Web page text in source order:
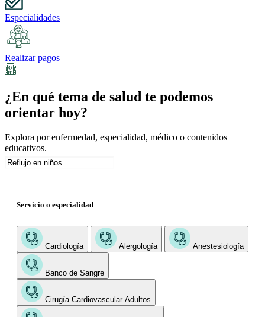
Especialidades
Realizar pagos
¿En qué tema de salud te podemos
orientar hoy?
Explora por enfermedad, especialidad, médico o contenidos
educativos.
Servicio o especialidad
Cardiología Alergología Anestesiología
Banco de Sangre
Cirugía Cardiovascular Adultos